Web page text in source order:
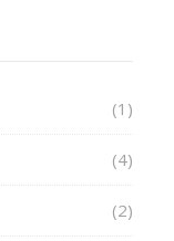
(1)
(4)
(2)